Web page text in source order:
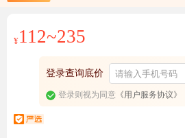
¥112~235
登录查询底价
登录则视为同意《用户服务协议》